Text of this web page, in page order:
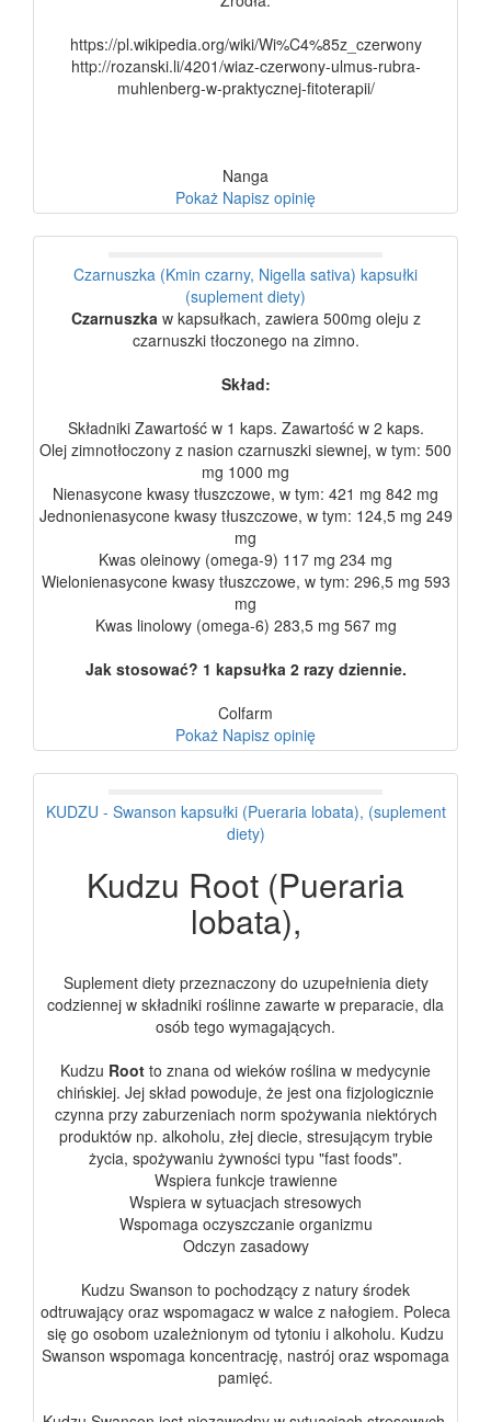
https://pl.wikipedia.org/wiki/Wi%C4%85z_czerwony
http://rozanski.li/4201/wiaz-czerwony-ulmus-rubra-
muhlenberg-w-praktycznej-fitoterapii/
Nanga
Pokaż Napisz opinię
Czarnuszka (Kmin czarny, Nigella sativa) kapsułki
(suplement diety)
Czarnuszkaw kapsułkach, zawiera 500mg oleju z
czarnuszki tłoczonego na zimno.
Skład:
Składniki Zawartość w 1 kaps. Zawartość w 2 kaps.
Olej zimnotłoczony z nasion czarnuszki siewnej, w tym: 500
mg 1000 mg
Nienasycone kwasy tłuszczowe, w tym: 421 mg 842 mg
Jednonienasycone kwasy tłuszczowe, w tym: 124,5 mg 249
mg
Kwas oleinowy (omega-9) 117 mg 234 mg
Wielonienasycone kwasy tłuszczowe, w tym: 296,5 mg 593
mg
Kwas linolowy (omega-6) 283,5 mg 567 mg
Jak stosować? 1 kapsułka 2 razy dziennie.
Colfarm
Pokaż Napisz opinię
KUDZU - Swanson kapsułki (Pueraria lobata), (suplement
diety)
Kudzu Root (Pueraria
lobata),
Suplement diety przeznaczony do uzupełnienia diety
codziennej w składniki roślinne zawarte w preparacie, dla
osób tego wymagających.
Kudzu Root to znana od wieków roślina w medycynie
chińskiej. Jej skład powoduje, że jest ona fizjologicznie
czynna przy zaburzeniach norm spożywania niektórych
produktów np. alkoholu, złej diecie, stresującym trybie
życia, spożywaniu żywności typu "fast foods".
Wspiera funkcje trawienne
Wspiera w sytuacjach stresowych
Wspomaga oczyszczanie organizmu
Odczyn zasadowy
Kudzu Swanson to pochodzący z natury środek
odtruwający oraz wspomagacz w walce z nałogiem. Poleca
się go osobom uzależnionym od tytoniu i alkoholu. Kudzu
Swanson wspomaga koncentrację, nastrój oraz wspomaga
pamięć.